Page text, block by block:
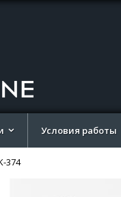
Условия работы
374